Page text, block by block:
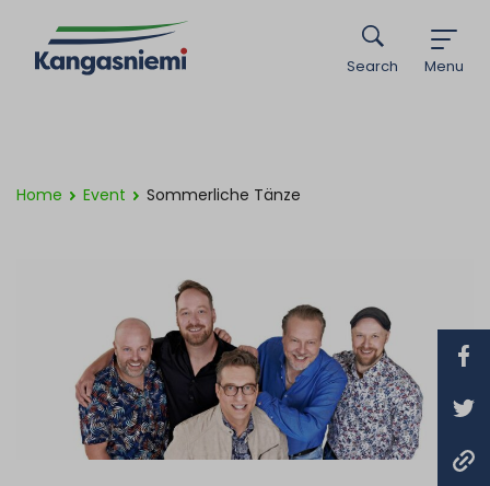
Menu
Search
Home Event Sommerliche Tänze